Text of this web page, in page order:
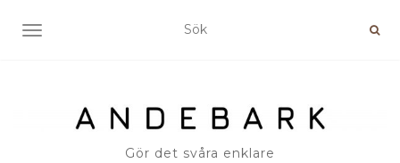
SLÅ PÅ/AV NAVIGERING
Gör det svåra enklare